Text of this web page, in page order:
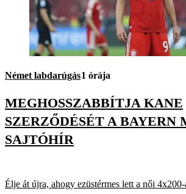
Német labdarúgás1 órája
MEGHOSSZABBÍTJA KANE
SZERZŐDÉSÉT A BAYERN
SAJTÓHÍR
Élje át újra, ahogy ezüstérmes lett a női